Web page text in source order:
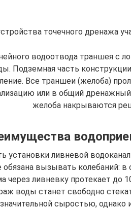
точечного дренажа
водоотвода траншея с
Подземная часть
Все траншеи (желоба)
или в общий
желоба накрываются
установки ливневой
вызывать колебаний: в
через ливневку протекает до
воды станет свободно
сыростью, однако